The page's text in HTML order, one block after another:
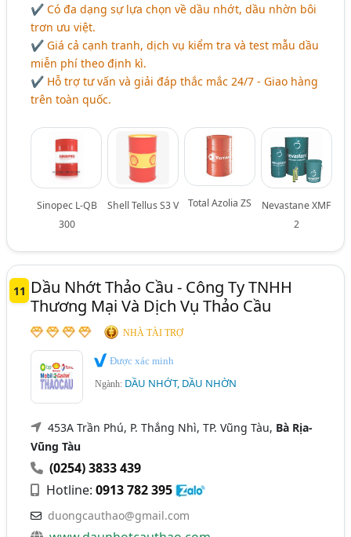
✔ Có đa dạng sự lựa chọn về dầu nhớt, dầu nhờn bôi
trơn ưu việt.
✔ Giá cả cạnh tranh, dịch vụ kiểm tra và test mẫu dầu
miễn phí theo định kì.
✔ Hỗ trợ tư vấn và giải đáp thắc mắc 24/7 - Giao hàng
trên toàn quốc.
Sinopec L-QB
300
Shell Tellus S3 V Total Azolia ZS
Nevastane XMF
2
11 Dầu Nhớt Thảo Cầu - Công Ty TNHH
Thương Mại Và Dịch Vụ Thảo Cầu
NHÀ TÀI TRỢ
Được xác minh
Ngành: DẦU NHỚT, DẦU NHỜN
453A Trần Phú, P. Thắng Nhì, TP. Vũng Tàu, Bà Rịa-
Vũng Tàu
(0254) 3833 439
Hotline:0913 782 395
duongcauthao@gmail.com